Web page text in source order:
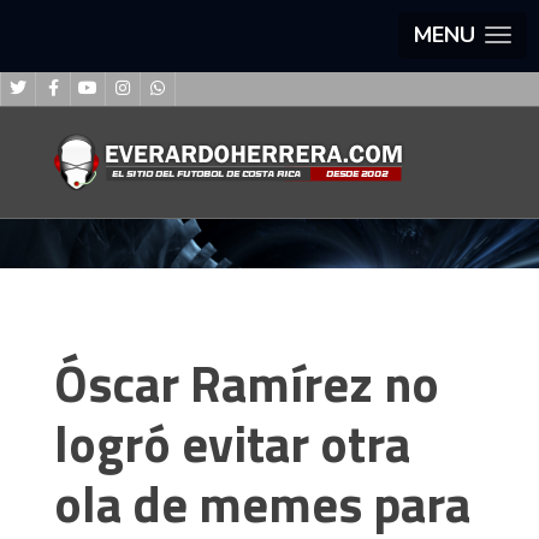
MENU
Óscar Ramírez no
logró evitar otra
ola de memes para